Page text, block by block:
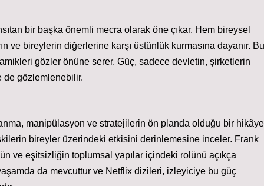
bir başka önemli mecra olarak öne çıkar. Hem bireysel
ve bireylerin diğerlerine karşı üstünlük kurmasına dayanır. Bu
gözler önüne serer. Güç, sadece devletin, şirketlerin
de gözlemlenebilir.
manipülasyon ve stratejilerin ön planda olduğu bir hikâye
bireyler üzerindeki etkisini derinlemesine inceler. Frank
ve eşitsizliğin toplumsal yapılar içindeki rolünü açıkça
da mevcuttur ve Netflix dizileri, izleyiciye bu güç